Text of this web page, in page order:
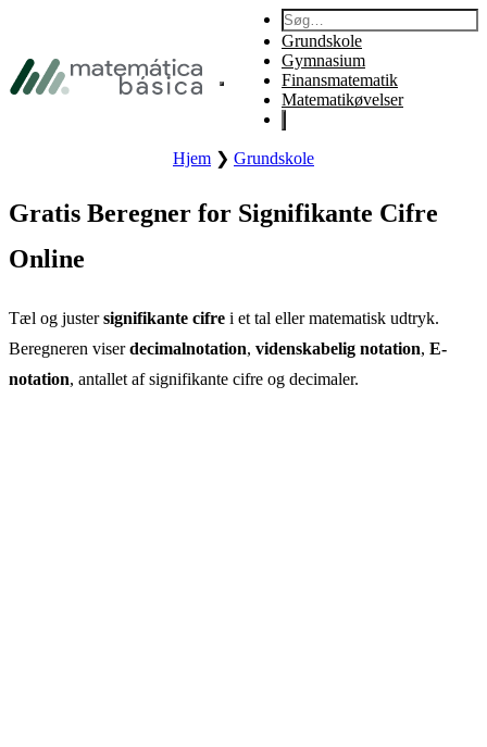
Gå til sidefod
Åbn sidens primære menu.
Søg:
Grundskole
Gymnasium
Finansmatematik
Matematikøvelser
Hjem ❯ Grundskole
Gratis Beregner for Signifikante Cifre
Online
Tæl og justersignifikante cifre i et tal eller matematisk udtryk.
Beregneren viserdecimalnotation, videnskabelig notation, E-
notation, antallet af signifikante cifre og decimaler.